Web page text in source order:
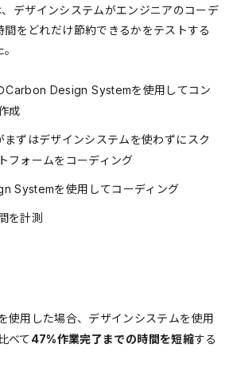
デザインシステムがエンジニアのコーデ
間をどれだけ節約できるかをテストする
Carbon Design Systemを使用してコン
成
ずはデザインシステムを使わずにスク
フォームをコーディング
Systemを使用してコーディング
を計測
使用した場合、デザインシステムを使用
べて 47%作業完了までの時間を短縮する